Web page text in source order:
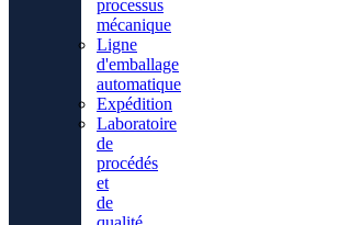
processus
mécanique
Ligne
d'emballage
automatique
Expédition
Laboratoire
de
procédés
et
de